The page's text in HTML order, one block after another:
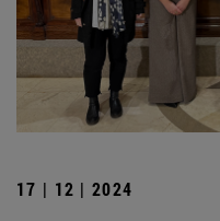
17 | 12 | 2024